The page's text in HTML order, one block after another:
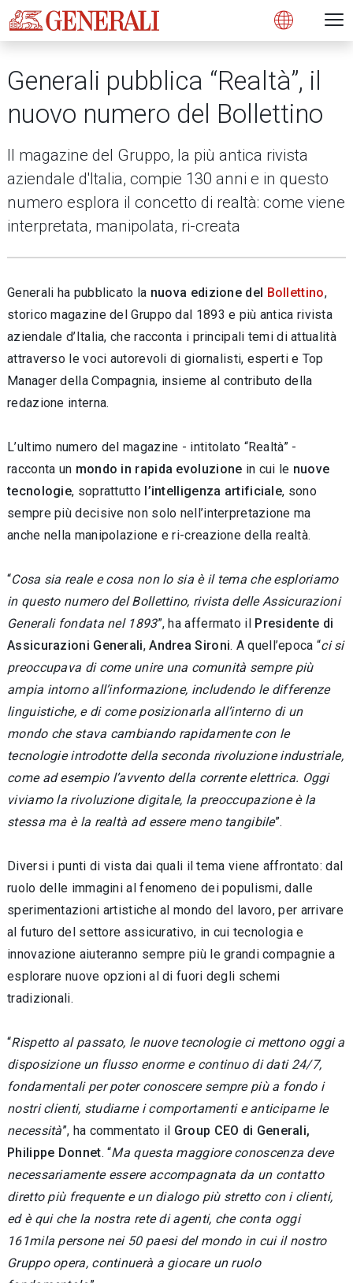
Open
Generali pubblica “Realtà”, il
nuovo numero del Bollettino
Il magazine del Gruppo, la più antica rivista
aziendale d'Italia, compie 130 anni e in questo
numero esplora il concetto di realtà: come viene
interpretata, manipolata, ri-creata
Generali ha pubblicato la nuova edizione del Bollettino,
storico magazine del Gruppo dal 1893 e più antica rivista
aziendale d’Italia, che racconta i principali temi di attualità
attraverso le voci autorevoli di giornalisti, esperti e Top
Manager della Compagnia, insieme al contributo della
redazione interna.
L’ultimo numero del magazine - intitolato “Realtà” -
racconta un mondo in rapida evoluzione in cui le nuove
tecnologie, soprattutto l’intelligenza artificiale, sono
sempre più decisive non solo nell’interpretazione ma
anche nella manipolazione e ri-creazione della realtà.
“Cosa sia reale e cosa non lo sia è il tema che esploriamo
in questo numero del Bollettino, rivista delle Assicurazioni
Generali fondata nel 1893”, ha affermato il Presidente di
Assicurazioni Generali,Andrea Sironi. A quell’epoca “ci si
preoccupava di come unire una comunità sempre più
ampia intorno all’informazione, includendo le differenze
linguistiche, e di come posizionarla all’interno di un
mondo che stava cambiando rapidamente con le
tecnologie introdotte della seconda rivoluzione industriale,
come ad esempio l’avvento della corrente elettrica. Oggi
viviamo la rivoluzione digitale, la preoccupazione è la
stessa ma è la realtà ad essere meno tangibile”.
Diversi i punti di vista dai quali il tema viene affrontato: dal
ruolo delle immagini al fenomeno dei populismi, dalle
sperimentazioni artistiche al mondo del lavoro, per arrivare
al futuro del settore assicurativo, in cui tecnologia e
innovazione aiuteranno sempre più le grandi compagnie a
esplorare nuove opzioni al di fuori degli schemi
tradizionali.
“Rispetto al passato, le nuove tecnologie ci mettono oggi a
disposizione un flusso enorme e continuo di dati 24/7,
fondamentali per poter conoscere sempre più a fondo i
nostri clienti, studiarne i comportamenti e anticiparne le
necessità”, ha commentato il Group CEO di Generali,
Philippe Donnet. “Ma questa maggiore conoscenza deve
necessariamente essere accompagnata da un contatto
diretto più frequente e un dialogo più stretto con i clienti,
ed è qui che la nostra rete di agenti, che conta oggi
161mila persone nei 50 paesi del mondo in cui il nostro
Gruppo opera, continuerà a giocare un ruolo